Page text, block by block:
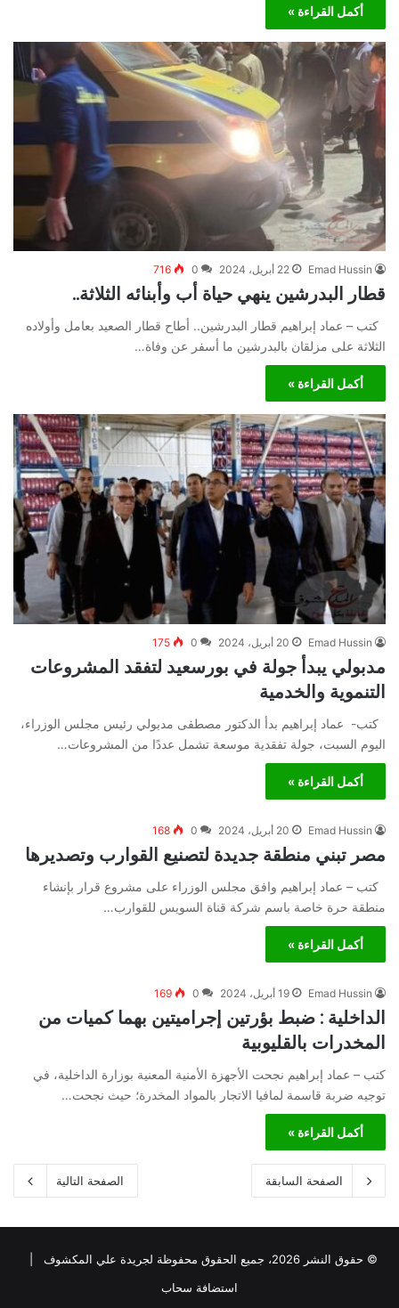
أكمل القراءة »
Emad Hussin 22 أبريل، 2024 0
716
قطار البدرشين ينهي حياة أب وأبنائه الثلاثة..
كتب – عماد إبراهيم قطار البدرشين.. أطاح قطار الصعيد بعامل وأولاده
الثلاثة على مزلقان بالبدرشين ما أسفر عن وفاة…
أكمل القراءة »
Emad Hussin 20 أبريل، 2024 0
175
مدبولي يبدأ جولة في بورسعيد لتفقد المشروعات
التنموية والخدمية
كتب- عماد إبراهيم بدأ الدكتور مصطفى مدبولي رئيس مجلس الوزراء،
اليوم السبت، جولة تفقدية موسعة تشمل عددًا من المشروعات…
أكمل القراءة »
Emad Hussin 20 أبريل، 2024 0
168
مصر تبني منطقة جديدة لتصنيع القوارب وتصديرها
كتب – عماد إبراهيم وافق مجلس الوزراء على مشروع قرار بإنشاء
منطقة حرة خاصة باسم شركة قناة السويس للقوارب…
أكمل القراءة »
Emad Hussin 19 أبريل، 2024 0
169
الداخلية : ضبط بؤرتين إجراميتين بهما كميات من
المخدرات بالقليوبية
كتب – عماد إبراهيم نجحت الأجهزة الأمنية المعنية بوزارة الداخلية، في
توجيه ضربة قاسمة لمافيا الاتجار بالمواد المخدرة؛ حيث نجحت…
أكمل القراءة »
الصفحة السابقة الصفحة التالية
© حقوق النشر 2026، جميع الحقوق محفوظة لجريدة علي المكشوف |
استضافة سحاب